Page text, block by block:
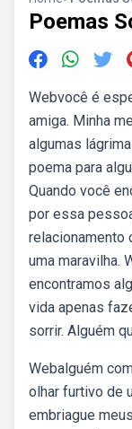
Poemas
Webvocê é
amiga. Minha
algumas
poema para
Quando você
por essa
relacionamento
uma maravilha.
encontramos
vida apenas
sorrir. Alguém
Webalguém
olhar furtivo de
embriague